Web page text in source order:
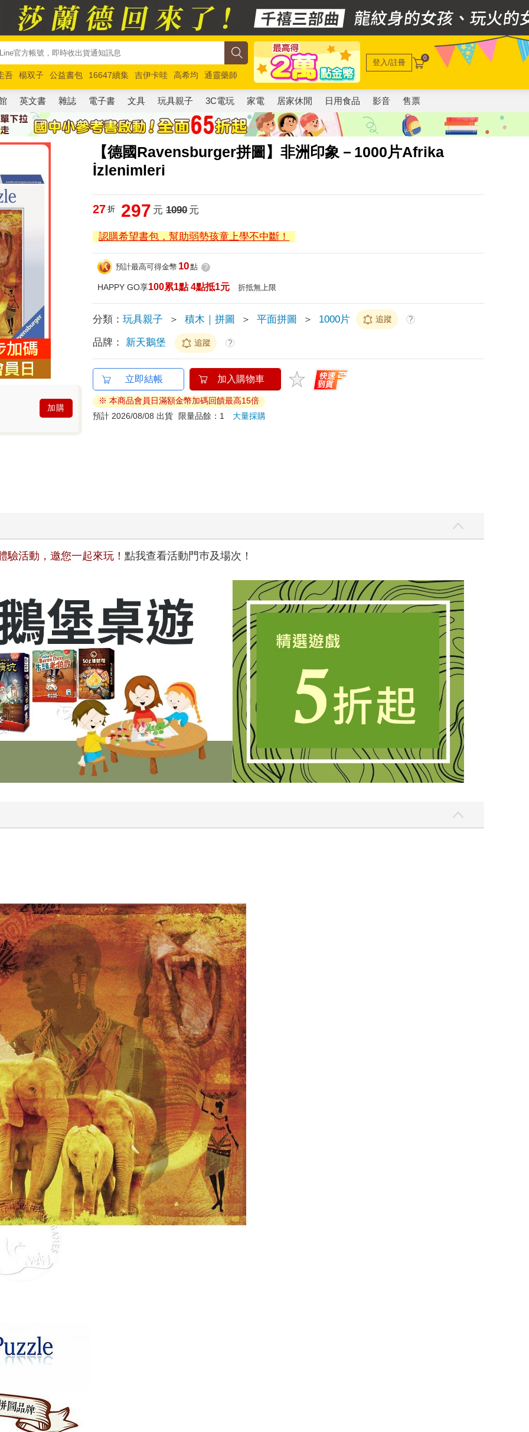
吾 楊双子 公益書包 16647續集 吉伊卡哇 高希均
通靈藥師
路邊攤新作
馬斯克 玩具總動員5 超慢跑
登入/註冊 0
英文書 雜誌 電子書 文具 玩具親子 3C電玩 家電 居家休閒 日用食品 影音 售票
【德國Ravensburger拼圖】非洲印象－1000片Afrika
İzlenimleri
加購
27 折 297 元 1090元
認購希望書包，幫助弱勢孩童上學不中斷！
預計最高可得金幣 10點 ?
HAPPY GO享100累1點 4點抵1元 折抵無上限
分類：玩具親子 ＞ 積木｜拼圖 ＞ 平面拼圖 ＞ 1000片 追蹤 ?
品牌： 新天鵝堡 追蹤 ?
立即結帳 加入購物車
※ 本商品會員日滿額金幣加碼回饋最高15倍
預計 2026/08/08 出貨
限量品餘：1 大量採購
驗活動，邀您一起來玩！點我查看活動門巿及場次！